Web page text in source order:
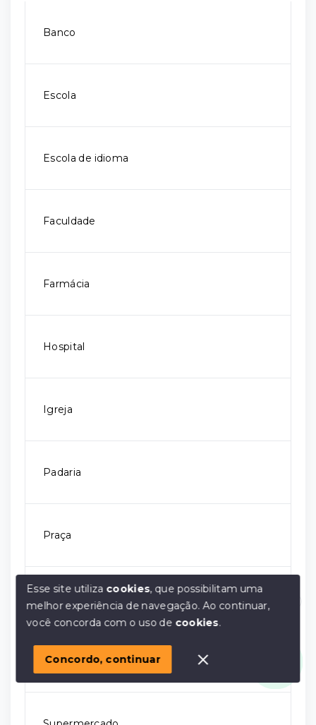
Banco
Escola
Escola de idioma
Faculdade
Farmácia
Hospital
Igreja
Padaria
Praça
Shopping
Olá! em posso ajudar?
Esse site utiliza cookies, que possibilitam uma
melhor experiência de navegação.Ao continuar,
você concorda com o uso de cookies.
Concordo, continuar